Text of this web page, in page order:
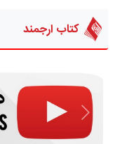
کتاب ارجمند
قبلی